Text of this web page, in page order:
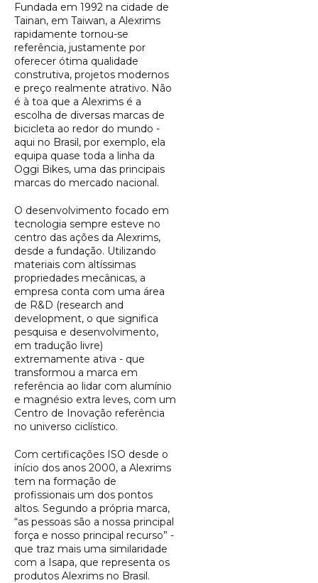
Fundada em 1992 na cidade de
Tainan, em Taiwan, a Alexrims
rapidamente tornou-se
referência, justamente por
oferecer ótima qualidade
construtiva, projetos modernos
e preço realmente atrativo. Não
é à toa que a Alexrims é a
escolha de diversas marcas de
bicicleta ao redor do mundo -
aqui no Brasil, por exemplo, ela
equipa quase toda a linha da
Oggi Bikes, uma das principais
marcas do mercado nacional.
O desenvolvimento focado em
tecnologia sempre esteve no
centro das ações da Alexrims,
desde a fundação. Utilizando
materiais com altíssimas
propriedades mecânicas, a
empresa conta com uma área
de R&D (research and
development, o que significa
pesquisa e desenvolvimento,
em tradução livre)
extremamente ativa - que
transformou a marca em
referência ao lidar com alumínio
e magnésio extra leves, com um
Centro de Inovação referência
no universo ciclístico.
Com certificações ISO desde o
início dos anos 2000, a Alexrims
tem na formação de
profissionais um dos pontos
altos. Segundo a própria marca,
“as pessoas são a nossa principal
força e nosso principal recurso” -
que traz mais uma similaridade
com a Isapa, que representa os
produtos Alexrims no Brasil.